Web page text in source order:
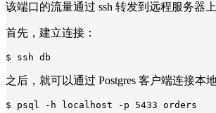
该端口的流量通过 ssh 转发到远程服务器上
首先，建立连接：
$ ssh db
之后，就可以通过 Postgres 客户端连接本
$ psql -h localhost -p 5433 orders